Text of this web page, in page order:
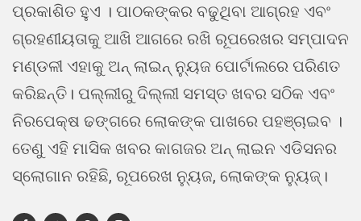
ପ୍ରକାଶିତ ହୁଏ । ପାଠକଙ୍କର ବଢୁଥିବା ଆଗ୍ରହ ଏବଂ
ଗ୍ରହଣୀୟତାକୁ ଆଖି ଆଗରେ ରଖି ରୂପରେଖର ସମ୍ପାଦନ
ମଣ୍ଡଳୀ ଏହାକୁ ଅନ୍ ଲାଇନ୍ ନ୍ୟୁଜ ପୋର୍ଟାଲରେ ପରିଣତ
କରିଛନ୍ତି। ପଲ୍ଲୀରୁ ଦିଲ୍ଲୀ ସମସ୍ତ ଖବର ସଠିକ ଏବଂ
ନିରପେକ୍ଷ ଢଙ୍ଗରେ ଲୋକଙ୍କ ପାଖରେ ପହଞ୍ଚାଇବ ।
ତେଣୁ ଏହି ମାସିକ ଖବର କାଗଜର ଅନ୍ ଲାଇନ ଏଡିସନର
ସ୍ଲୋଗାନ ରହିଛି, ରୂପରେଖ ନ୍ୟୁଜ, ଲୋକଙ୍କ ନ୍ୟୁଜ୍।